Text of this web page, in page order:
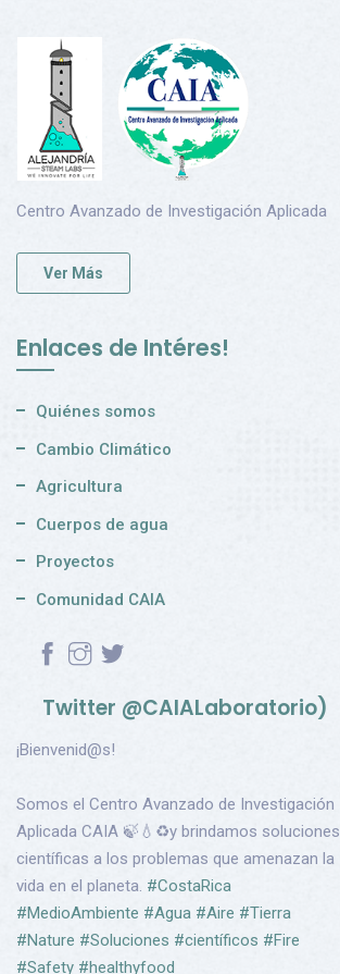
Centro Avanzado de Investigación Aplicada
Ver Más
Enlaces de Intéres!
Quiénes somos
Cambio Climático
Agricultura
Cuerpos de agua
Proyectos
Comunidad CAIA
Twitter @CAIALaboratorio)
¡Bienvenid@s!
Somos el Centro Avanzado de Investigación
Aplicada CAIA 🍃💧♻️y brindamos soluciones
científicas a los problemas que amenazan la
vida en el planeta. #CostaRica
#MedioAmbiente #Agua #Aire #Tierra
#Nature #Soluciones #científicos #Fire
#Safety #healthyfood